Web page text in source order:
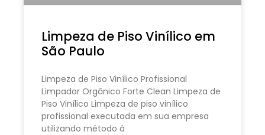
Limpeza de Piso Vinílico em
São Paulo
Limpeza de Piso Vinílico Profissional
Limpador Orgânico Forte Clean Limpeza de
Piso Vinílico Limpeza de piso vinílico
profissional executada em sua empresa
utilizando método á